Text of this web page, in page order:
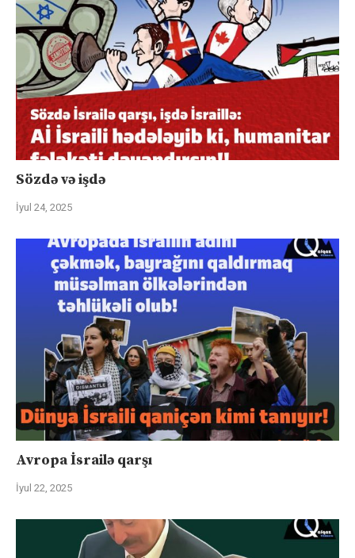
Sözdə və işdə
İyul 24, 2025
Avropa İsrailə qarşı
İyul 22, 2025